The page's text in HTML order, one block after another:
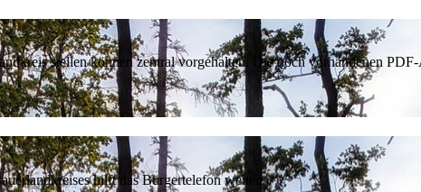
stellen können zentral vorgehalten. Die noch vorhandenen
hilft das Bürgertelefon weiter.